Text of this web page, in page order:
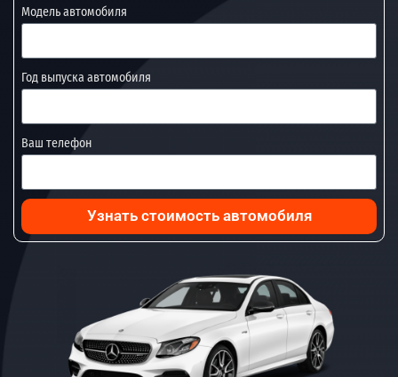
Модель автомобиля
Год выпуска автомобиля
Ваш телефон
Узнать стоимость автомобиля